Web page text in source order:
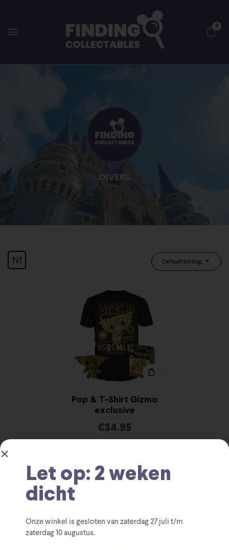
0
DIVERS
Default Sorting
Pop & T-Shirt Gizmo
exclusive
€34.95
Let op: 2 weken
dicht
Onze winkel is gesloten van zaterdag27 juli t/m
zaterdag 10 augustus.